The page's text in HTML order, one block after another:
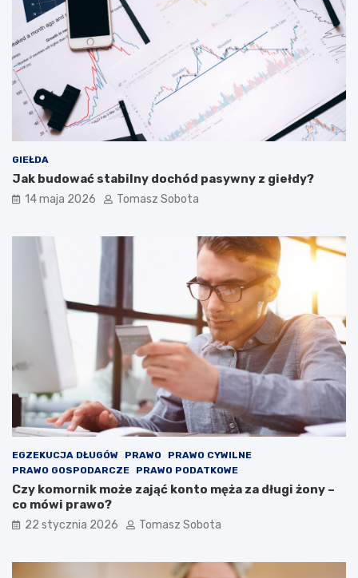
GIEŁDA
Jak budować stabilny dochód pasywny z giełdy?
14 maja 2026 Tomasz Sobota
EGZEKUCJA DŁUGÓW PRAWO
PRAWO CYWILNE
PRAWO GOSPODARCZE
PRAWO PODATKOWE
Czy komornik może zająć konto męża za długi żony –
co mówi prawo?
22 stycznia 2026 Tomasz Sobota